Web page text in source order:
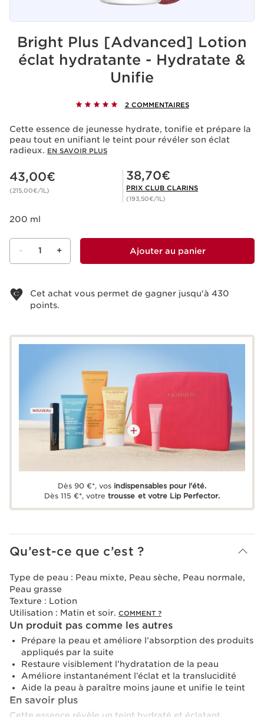
Bright Plus [Advanced] Lotion
éclat hydratante - Hydratate &
Unifie
2 COMMENTAIRES
Cette essence de jeunesse hydrate, tonifie et prépare la
peau tout en unifiant le teint pour révéler son éclat
radieux. EN SAVOIR PLUS
Nouveau prix 43,00€
43,00€
(215,00€/1L)
Prix Club Clarins 38,70€
38,70€
PRIX CLUB CLARINS
(193,50€/1L)
200 ml
- 1 + Ajouter au panier
Cet achat vous permet de gagner jusqu'à 430
points.
Dès 90 €*, vos indispensables pour l'été.
Dès 115 €*, votre trousse et votre Lip Perfector.
Qu’est-ce que c’est ?
Type de peau : Peau mixte, Peau sèche, Peau normale,
Peau grasse
Texture : Lotion
Utilisation : Matin et soir. COMMENT ?
Un produit pas comme les autres
Prépare la peau et améliore l’absorption des produits
appliqués par la suite
Restaure visiblement l’hydratation de la peau
Améliore instantanément l’éclat et la translucidité
Aide la peau à paraître moins jaune et unifie le teint
En savoir plus
Cette essence révèle un teint hydraté et éclatant.